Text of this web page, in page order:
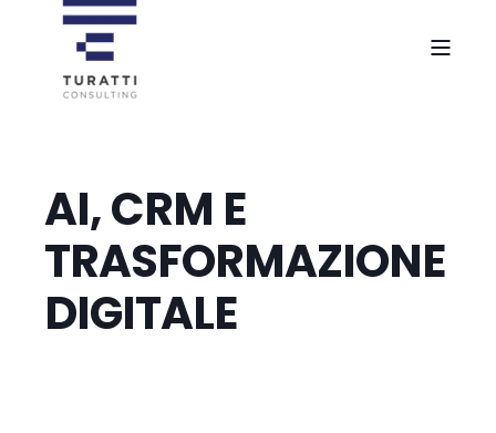
AI, CRM E
TRASFORMAZIONE
DIGITALE